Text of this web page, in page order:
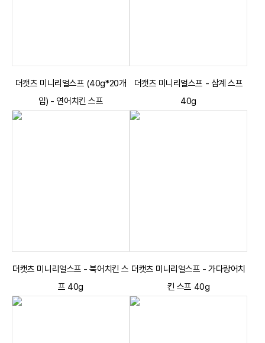
더캣츠 미니리얼스프 (40g*20개
입) - 연어치킨 스프
더캣츠 미니리얼스프 - 삼계 스프
40g
더캣츠 미니리얼스프 - 북어치킨 스
프 40g
더캣츠 미니리얼스프 - 가다랑어치
킨 스프 40g